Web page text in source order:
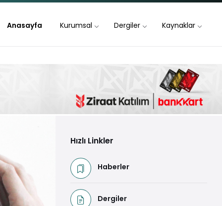
Anasayfa Kurumsal Dergiler Kaynaklar
Hızlı Linkler
Haberler
Dergiler